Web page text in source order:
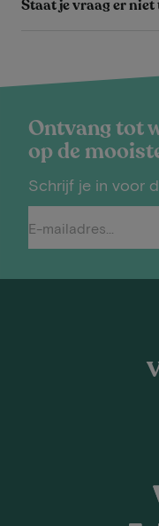
Staat je vraag er niet
Ontvang tot
op de
Schrijf je in voor